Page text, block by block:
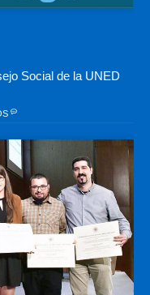
Social de la UNED